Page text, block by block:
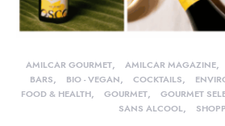
AMILCAR GOURMET AMILCAR MAGAZINE
BARS
BIO - VEGAN COCKTAILS
FOOD & HEALTH
GOURMET GOURMET
SANS ALCOOL